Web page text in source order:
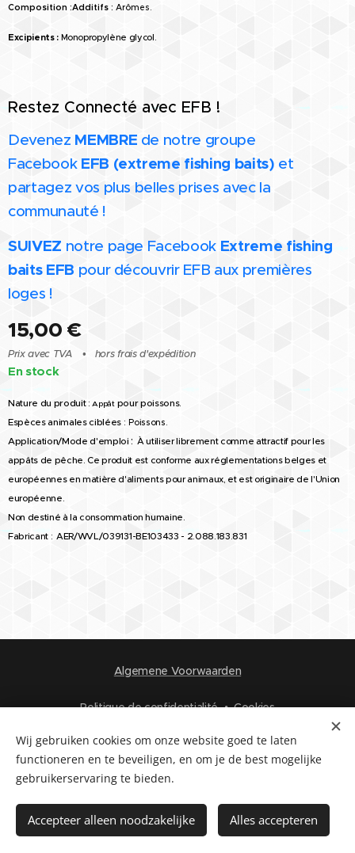
Composition :Additifs : Arômes.
Excipients :Monopropylène glycol.
Restez Connecté avec EFB !
Devenez MEMBRE de notre groupe
Facebook EFB (extreme fishing baits) et
partagez vos plus belles prises avec la
communauté !
SUIVEZ notre page Facebook Extreme fishing
baits EFB pour découvrir EFB aux premières
loges !
15,00 €
Prix avec TVA hors frais d'expédition
En stock
Ajouter au panier
Nature du produit :Appâtpour poissons.
Espèces animales ciblées : Poissons.
Application/Mode d'emploi: À utiliser librement comme attractif pour les
appâts de pêche. Ce produit est conforme aux réglementations belges et
européennes en matière d'aliments pour animaux, et est originaire de l'Union
européenne.
Non destiné à la consommation humaine.
Fabricant : AER/WVL/039131-BE103433 - 2.088.183.831
Algemene Voorwaarden
Politique de confidentialité Cookies
Langues
Nederlands
Français
Wij gebruiken cookies om onze website goed te laten
functioneren en te beveiligen, en om je de best mogelijke
gebruikerservaring te bieden.
Accepteer alleen noodzakelijke Alles accepteren